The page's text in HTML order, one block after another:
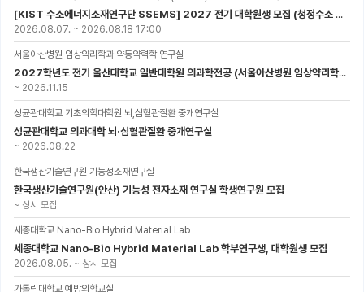
[KIST 수소에너지소재연구단 SSEMS] 2027 전기 대학원생 모집 (청정수소 생산/활용을 위한 프로톤 세라믹 전지)
2026.08.07. ~ 2026.08.18 17:00
서울아산병원 임상약리학과 약동약력학 연구실
2027학년도 전기 울산대학교 일반대학원 의과학전공 (서울아산병원 임상약리학과 약동약력학 연구실) 대학원생 모집공고
~ 2026.11.15
성균관대학교 기초의학대학원 뇌,심혈관질환 중개연구실
성균관대학교 의과대학 뇌·심혈관질환 중개연구실
~ 2026.08.22
한국생산기술연구원 기능성소재연구실
한국생산기술연구원(안산) 기능성 전자소재 연구실 학생연구원 모집
~ 상시 모집
세종대학교 Nano-Bio Hybrid Material Lab
세종대학교 Nano-Bio Hybrid Material Lab 학부연구생, 대학원생 모집
2026.08.05. ~ 상시 모집
가톨릭대학교 예방의학교실